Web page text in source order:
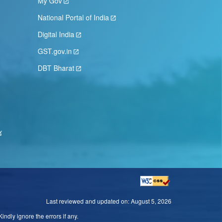
National Portal of India
Digital India
GST.gov.in
DBT Bharat
Last reviewed and updated on:August 5, 2026
ignore the errors if any.